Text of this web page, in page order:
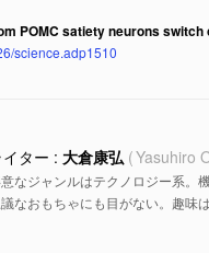
POMC satiety neurons switch
science.adp1510
大倉康弘 Yasuhiro
なジャンルはテクノロジー系。
なおもちゃにも目がない。趣味